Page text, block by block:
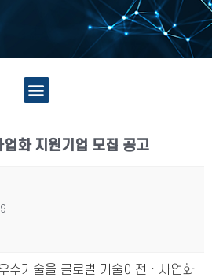
화 지원기업 모집 공고
수기술을 글로벌 기술이전ㆍ사업화